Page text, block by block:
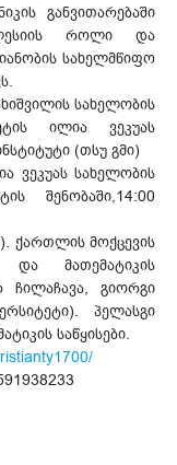
განვითარებაში
როლი და
სახელმწიფო
სახელობის
ილია ვეკუას
(თსუ გმი)
ვეკუას სახელობის
შენობაში,14:00
ქართლის მოქცევის
მათემატიკის
ჩილაჩავა, გიორგი
პელასგი
საწყისები.